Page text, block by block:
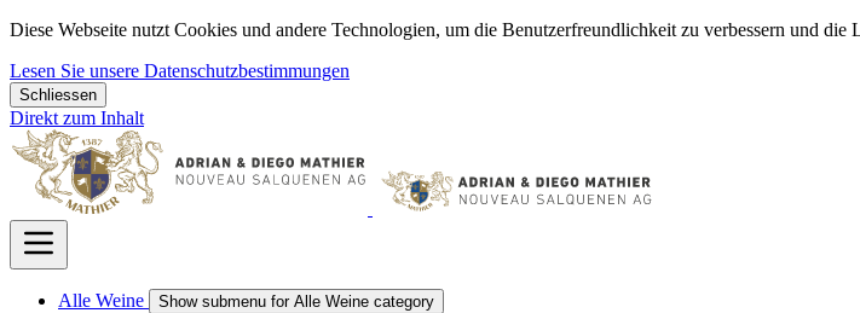
Diese Webseite nutzt Cookies und andere Technologien, um die Benutzerfreundlichkeit zu verbessern und die
Lesen Sie unsere Datenschutzbestimmungen
Schliessen
Direkt zum Inhalt
Alle Weine Show submenu for Alle Weine category